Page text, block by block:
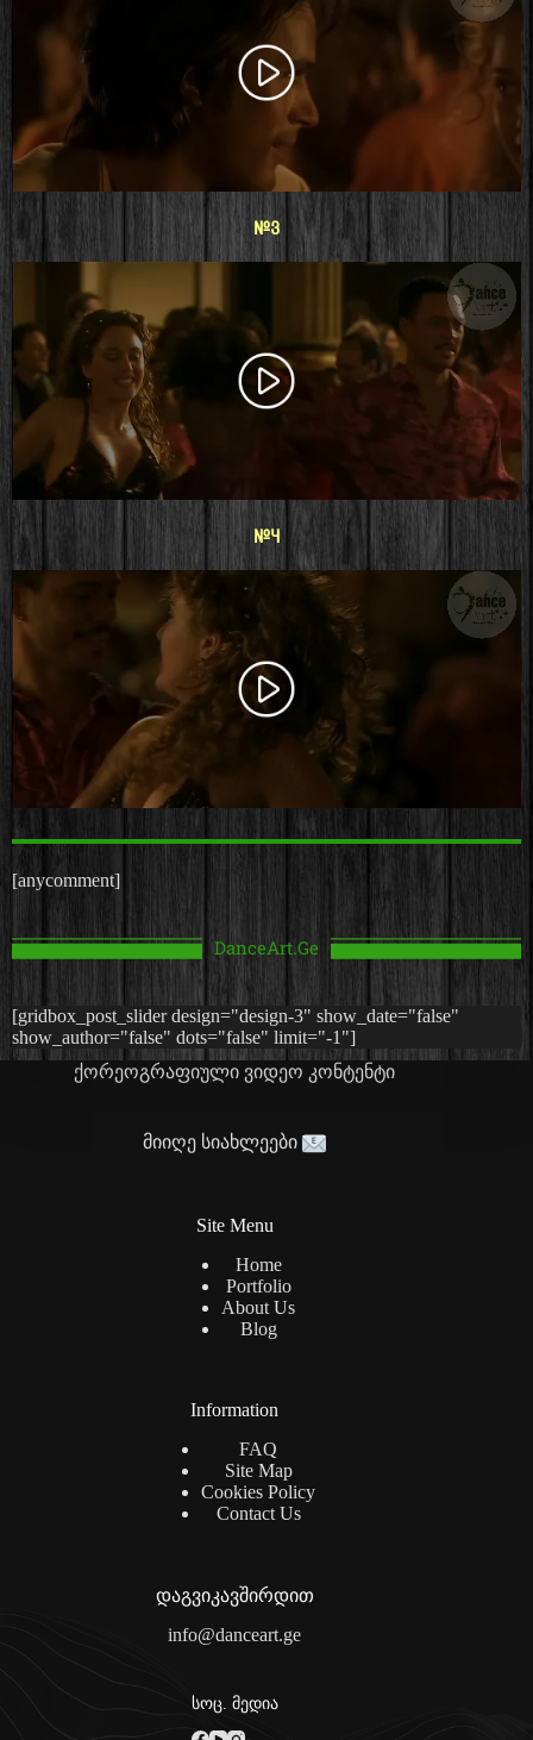
#3
#4
[anycomment]
DanceArt.Ge
[gridbox_post_slider design="design-3" show_date="false"
show_author="false" dots="false" limit="-1"]
ქორეოგრაფიული ვიდეო კონტენტი
მიიღე სიახლეები
Site Menu
Home
Portfolio
About Us
Blog
Information
FAQ
Site Map
Cookies Policy
Contact Us
დაგვიკავშირდით
info@danceart.ge
სოც. მედია